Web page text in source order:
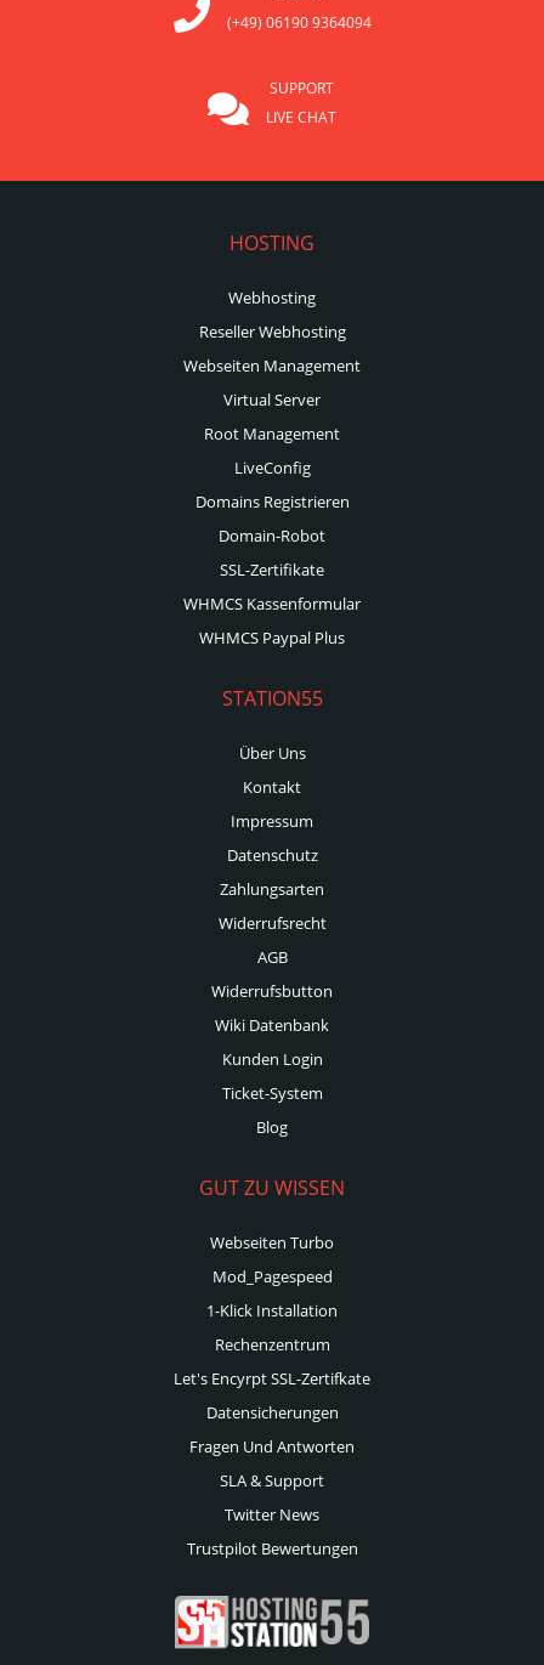
(+49) 06190 9364094
SUPPORT
LIVE CHAT
HOSTING
Webhosting
Reseller Webhosting
Webseiten Management
Virtual Server
Root Management
LiveConfig
Domains Registrieren
Domain-Robot
SSL-Zertifikate
WHMCS Kassenformular
WHMCS Paypal Plus
STATION55
Über Uns
Kontakt
Impressum
Datenschutz
Zahlungsarten
Widerrufsrecht
AGB
Widerrufsbutton
Wiki Datenbank
Kunden Login
Ticket-System
Blog
GUT ZU WISSEN
Webseiten Turbo
Mod_Pagespeed
1-Klick Installation
Rechenzentrum
Let's Encyrpt SSL-Zertifkate
Datensicherungen
Fragen Und Antworten
SLA & Support
Twitter News
Trustpilot Bewertungen